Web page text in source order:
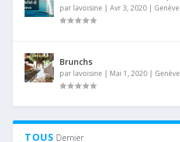
par lavoisine |Avr 3, 2020 | Genève
Brunchs
par lavoisine | Mai 1, 2020 | Genève
TOUS Dernier